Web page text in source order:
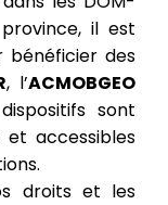
il est
bénéficier des
, l’ACMOBGEO
sont
accessibles
droits et les